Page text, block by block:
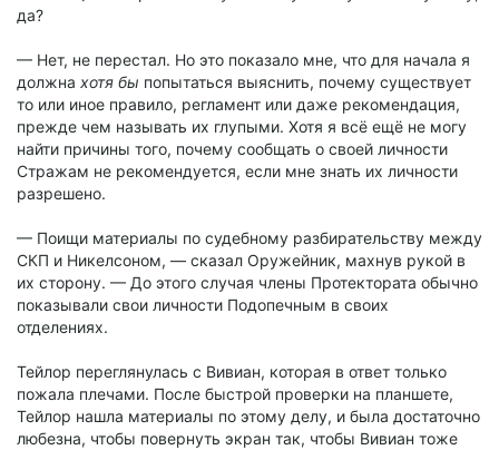
да?
— Нет, не перестал. Но это показало мне, что для начала я
должна хотя бы попытаться выяснить, почему существует
то или иное правило, регламент или даже рекомендация,
прежде чем называть их глупыми. Хотя я всё ещё не могу
найти причины того, почему сообщать о своей личности
Стражам не рекомендуется, если мне знать их личности
разрешено.
— Поищи материалы по судебному разбирательству между
СКП и Никелсоном, — сказал Оружейник, махнув рукой в
их сторону. — До этого случая члены Протектората обычно
показывали свои личности Подопечным в своих
отделениях.
Тейлор переглянулась с Вивиан, которая в ответ только
пожала плечами. После быстрой проверки на планшете,
Тейлор нашла материалы по этому делу, и была достаточно
любезна, чтобы повернуть экран так, чтобы Вивиан тоже